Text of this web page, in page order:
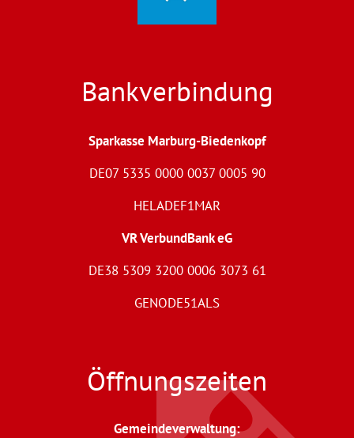
Bankverbindung
Sparkasse Marburg-Biedenkopf
DE07 5335 0000 0037 0005 90
HELADEF1MAR
VR VerbundBank eG
DE38 5309 3200 0006 3073 61
GENODE51ALS
Öffnungszeiten
Gemeindeverwaltung: